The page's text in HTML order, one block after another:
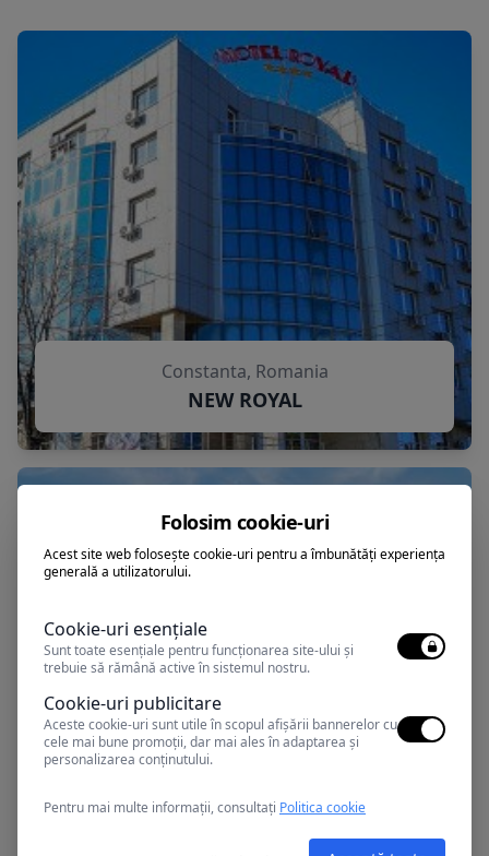
Constanta, Romania
NEW ROYAL
Constanta, Romania
Folosim cookie-uri
Acest site web folosește cookie-uri pentru a îmbunătăți experiența
generală a utilizatorului.
Cookie-uri esențiale
Sunt toate esențiale pentru funcționarea site-ului și
trebuie să rămână active în sistemul nostru.
Cookie-uri publicitare
Aceste cookie-uri sunt utile în scopul afișării bannerelor cu
cele mai bune promoții, dar mai ales în adaptarea și
personalizarea conținutului.
Pentru mai multe informații, consultați Politica cookie